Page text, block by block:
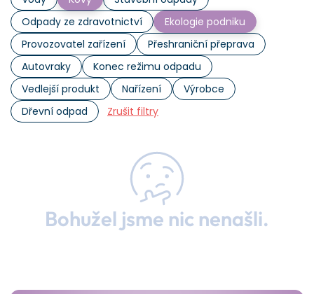
Odpady ze zdravotnictví
Ekologie podniku
Provozovatel zařízení
Přeshraniční přeprava
Autovraky
Konec režimu odpadu
Vedlejší produkt
Nařízení
Výrobce
Dřevní odpad
Zrušit filtry
Bohužel jsme nic nenašli.